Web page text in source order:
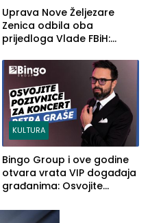
Uprava Nove Željezare
Zenica odbila oba
prijedloga Vlade FBiH:
rješenje
KULTURA
Bingo Group i ove godine
otvara vrata VIP događaja
građanima: Osvojite
Graše